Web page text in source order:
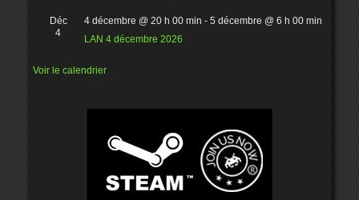
Déc
4
4 décembre @ 20 h 00 min - 5 décembre @ 6 h 00 min
LAN 4 décembre 2026
Voir le calendrier